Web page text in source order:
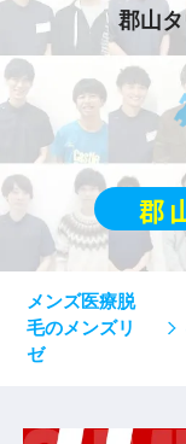
郡山
郡
メンズ医療脱
毛のメンズリ
ゼ